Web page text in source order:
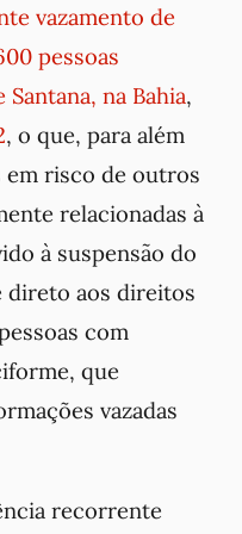
vazamento de
pessoas
na Bahia,
, o que, para além
em risco de outros
relacionadas à
à suspensão do
direto aos direitos
com
que
vazadas
recorrente